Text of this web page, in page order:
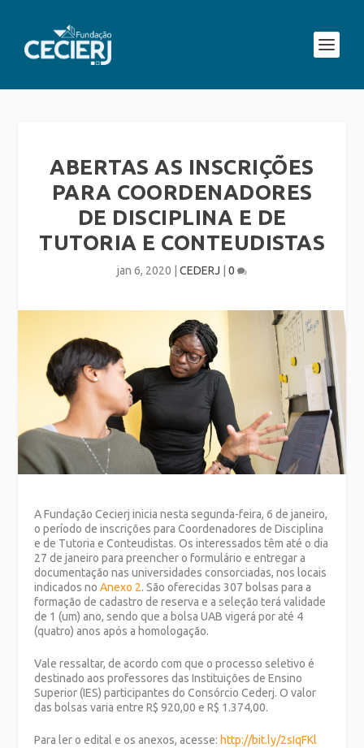
ABERTAS AS INSCRIÇÕES
PARA COORDENADORES
DE DISCIPLINA E DE
TUTORIA E CONTEUDISTAS
jan 6, 2020 CEDERJ 0
A Fundação Cecierj inicia nesta segunda-feira, 6 de janeiro,
o período de inscrições para Coordenadores de Disciplina
e de Tutoria e Conteudistas. Os interessados têm até o dia
27 de janeiro para preencher o formulário e entregar a
documentação nas universidades consorciadas, nos locais
indicados noAnexo 2. São oferecidas 307 bolsas para a
formação de cadastro de reserva e a seleção terá validade
de 1 (um) ano, sendo que a bolsa UAB vigerá por até 4
(quatro) anos após a homologação.
Vale ressaltar, de acordo com que o processo seletivo é
destinado aos professores das Instituições de Ensino
Superior (IES) participantes do Consórcio Cederj. O valor
das bolsas varia entre R$ 920,00 e R$ 1.374,00.
Para ler o edital e os anexos, acesse: http://bit.ly/2sIqFKl